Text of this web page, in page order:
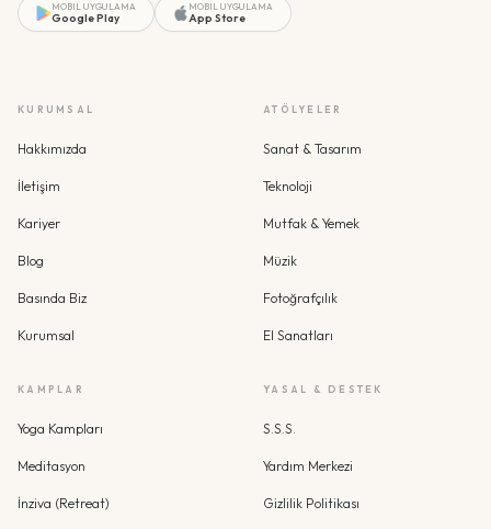
MOBIL UYGULAMA
Google Play
MOBIL UYGULAMA
App Store
KURUMSAL
Hakkımızda
İletişim
Kariyer
Blog
Basında Biz
Kurumsal
ATÖLYELER
Sanat & Tasarım
Teknoloji
Mutfak & Yemek
Müzik
Fotoğrafçılık
El Sanatları
KAMPLAR
Yoga Kampları
Meditasyon
İnziva (Retreat)
YASAL & DESTEK
S.S.S.
Yardım Merkezi
Gizlilik Politikası